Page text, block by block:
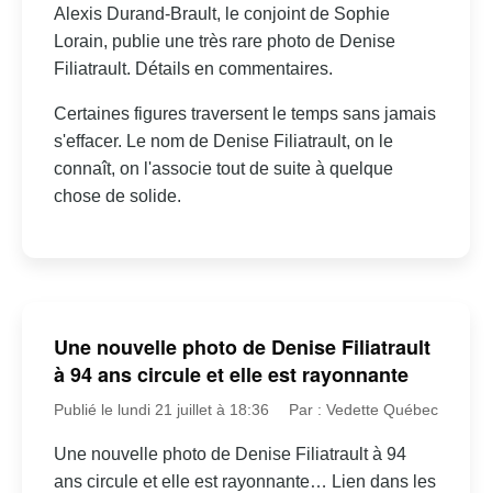
Alexis Durand-Brault, le conjoint de Sophie
Lorain, publie une très rare photo de Denise
Filiatrault. Détails en commentaires.
Certaines figures traversent le temps sans jamais
s'effacer. Le nom de Denise Filiatrault, on le
connaît, on l'associe tout de suite à quelque
chose de solide.
Une nouvelle photo de Denise Filiatrault
à 94 ans circule et elle est rayonnante
Publié le lundi 21 juillet à 18:36 Par : Vedette Québec
Une nouvelle photo de Denise Filiatrault à 94
ans circule et elle est rayonnante… Lien dans les